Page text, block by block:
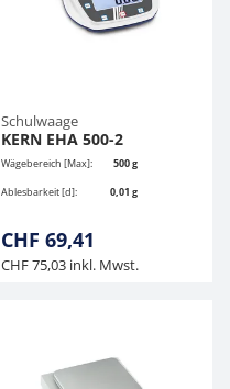
Schulwaage
KERN EHA 500-2
Wägebereich [Max]:
500 g
Ablesbarkeit [d]:
0,01 g
CHF 69,41
CHF 75,03 inkl. Mwst.